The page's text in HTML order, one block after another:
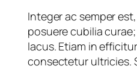
Integer ac semper
posuere cubilia
lacus. Etiam in
consectetur ultricies.